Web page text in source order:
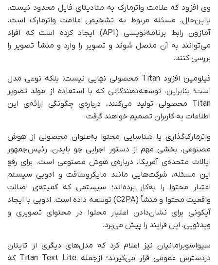
وی افزود که علامت واتر‌مارک به متادیتای فایل محدود نیست.
با‌این‌حال، مسئله مربوط به تشخیص علامت واترمارک است.
آمازون رابط برنامه‌نویسی (API) ایجاد کرده است که افراد
می‌توانند به آن متصل شوند و تصویر را وارد و منشأ تصویر را
بررسی کنند.
فیلومین افزود Titan محصولی نهایی نیست؛ بلکه نوعی مدل
است؛ بنابراین، توسعه‌دهندگانی که با استفاده از مولد تصویر
Titan محصولی تولید می‌کنند، درباره‌ی چگونگی ارائه‌ی این
اطلاعات به کاربران تصمیم خواهند گرفت.
واترمارک‌گذاری یا شناسایی محتوا به‌عنوان محصولی از هوش
مصنوعی، بخشی مهم از دستور اجرایی جو بایدن، رئیس‌جمهور
ایالات متحده‌ی آمریکا، درباره‌ی هوش مصنوعی است. برای رفع
این مسئله، شرکت‌هایی مانند مایکروسافت و ادوبی سیستم
اعتبار محتوا را به‌کار برده‌اند؛ سیستمی که کمیته‌ی اصالت
واقعیت محتوا و منشأ (C2PA) توسعه داده است. ادوبی با ایجاد
آیکونی برای نشان‌دادن اعتبار محتوا در محتوای تصویری و
ویدئویی، این فرایند را پیش می‌برد.
سیواسوبرامانیان نیز اعلام کرد که مدل‌های دیگری از تایتان
در‌دسترس عمومی قرار می‌گیرند؛ ازجمله Titan Text Lite که